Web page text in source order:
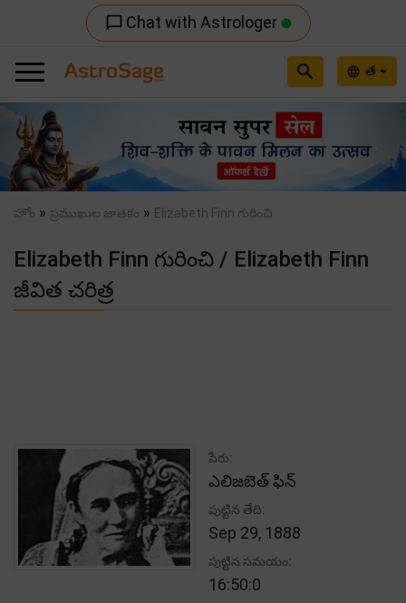
chat_bubble_outline Chat with Astrologer
language త
search
Previous
హోం » ప్రముఖుల జాతకం » Elizabeth Finn గురించి
Elizabeth Finn గురించి / Elizabeth Finn
జీవిత చరిత్ర
పేరు:
ఎలిజబెత్ ఫిన్
పుట్టిన తేది:
Sep 29, 1888
పుట్టిన సమయం:
16:50:0